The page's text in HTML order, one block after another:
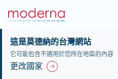
這是莫德納的台灣網站
它可能包含不適用於您所在地區的內容
更改國家